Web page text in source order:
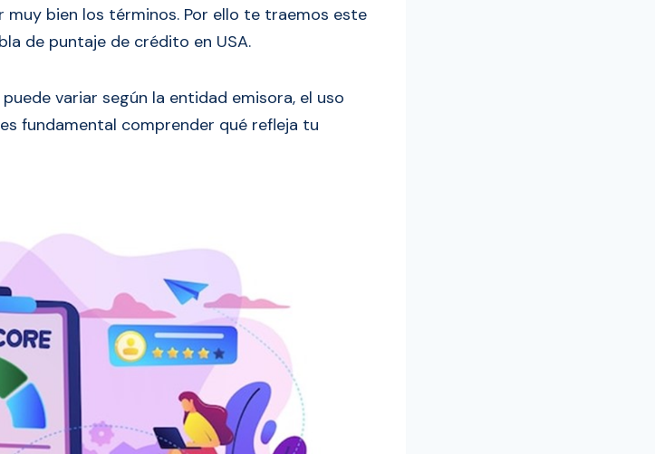
muy bien los términos. Por ello te traemos este
de puntaje de crédito en USA.
variar según la entidad emisora, el uso
fundamental comprender qué refleja tu